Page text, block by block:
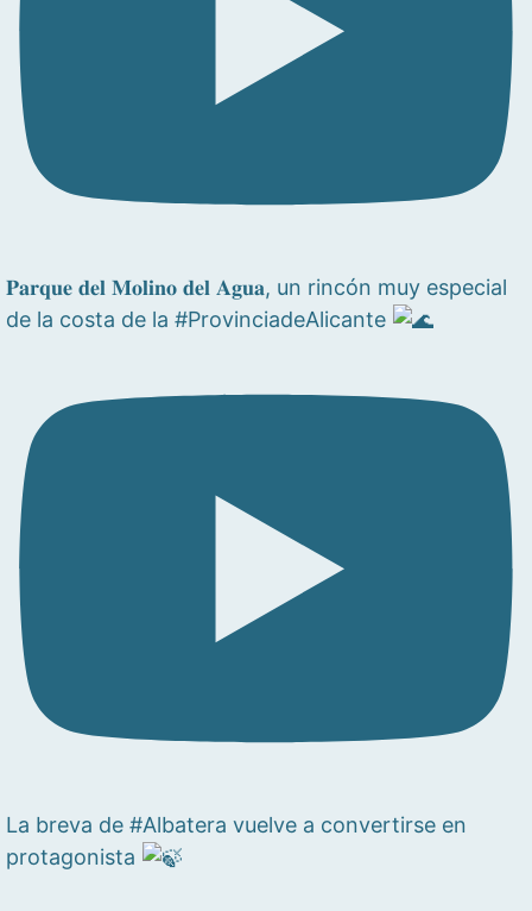
𝐏𝐚𝐫𝐪𝐮𝐞 𝐝𝐞𝐥 𝐌𝐨𝐥𝐢𝐧𝐨 𝐝𝐞𝐥 𝐀𝐠𝐮𝐚, un rincón muy especial
de la costa de la #ProvinciadeAlicante
La breva de #Albatera vuelve a convertirse en
protagonista